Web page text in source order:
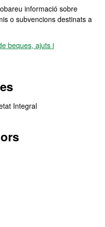
informació sobre
o subvencions destinats a
beques, ajuts i
Integral